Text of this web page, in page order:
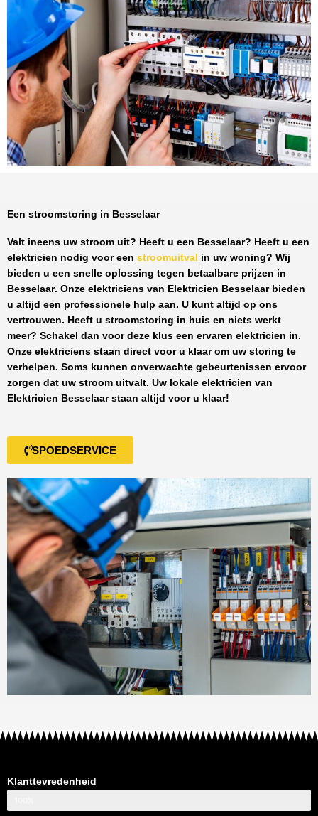
Een stroomstoring in Besselaar
Valt ineens uw stroom uit? Heeft u een Besselaar? Heeft u een
elektricien nodig voor een stroomuitval in uw woning? Wij
bieden u een snelle oplossing tegen betaalbare prijzen in
Besselaar. Onze elektriciens van Elektricien Besselaarbieden
u altijd een professionele hulp aan. U kunt altijd op ons
vertrouwen. Heeft u stroomstoring in huis en niets werkt
meer? Schakel dan voor deze klus een ervaren elektricien in.
Onze elektriciens staan direct voor u klaar om uw storing te
verhelpen. Soms kunnen onverwachte gebeurtenissen ervoor
zorgen dat uw stroom uitvalt. Uw lokale elektricien van
Elektricien Besselaarstaan altijd voor u klaar!
SPOEDSERVICE
Klanttevredenheid